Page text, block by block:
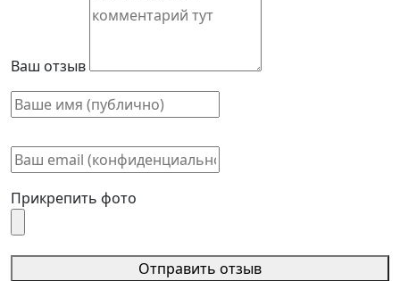
Ваш отзыв
Прикрепить фото
Отправить отзыв